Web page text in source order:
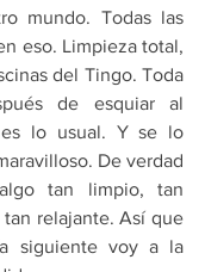
mundo. Todas las
eso. Limpieza total,
del Tingo. Toda
de esquiar al
lo usual. Y se lo
De verdad
tan limpio, tan
relajante. Así que
siguiente voy a la